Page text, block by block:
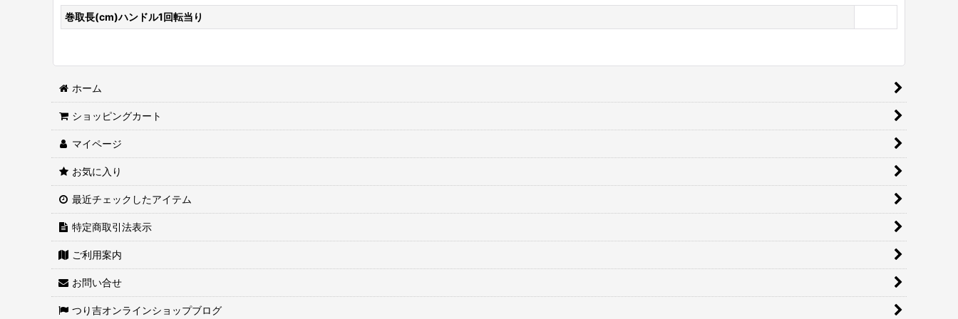
巻取長(cm)ハンドル1回転当り
ホーム
ショッピングカート
マイページ
お気に入り
最近チェックしたアイテム
特定商取引法表示
ご利用案内
お問い合せ
つり吉オンラインショップブログ